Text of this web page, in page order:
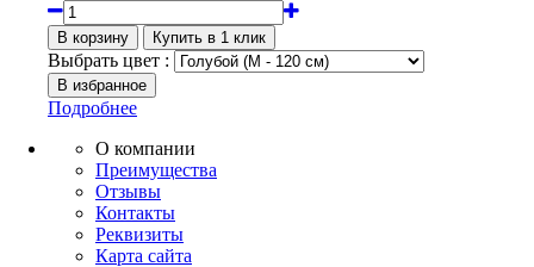
Выбрать цвет :
Подробнее
О компании
Преимущества
Отзывы
Контакты
Реквизиты
Карта сайта